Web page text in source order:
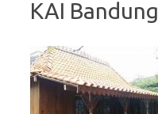
KAI Bandung